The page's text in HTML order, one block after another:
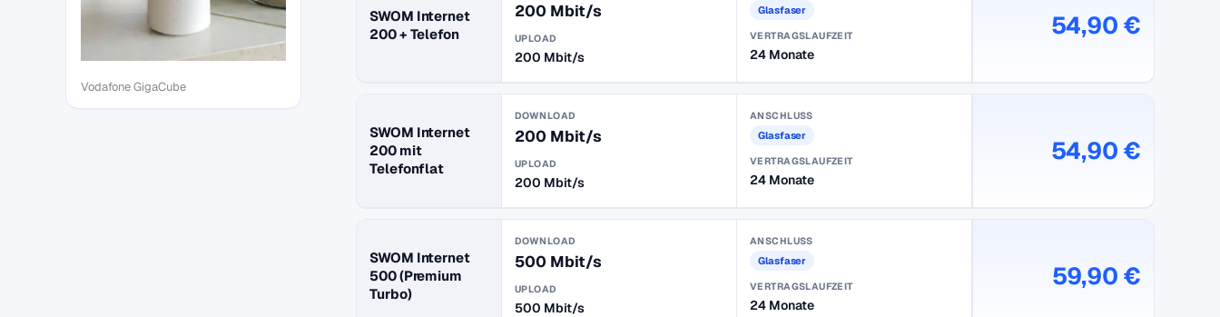
Vodafone GigaCube
SWOM Internet
200 + Telefon
200 Mbit/s
UPLOAD
200 Mbit/s
Glasfaser
VERTRAGSLAUFZEIT
24 Monate
54,90 €
SWOM Internet
200 mit
Telefonflat
DOWNLOAD
200 Mbit/s
UPLOAD
200 Mbit/s
ANSCHLUSS
Glasfaser
VERTRAGSLAUFZEIT
24 Monate
54,90 €
SWOM Internet
500 (Premium
Turbo)
DOWNLOAD
500 Mbit/s
UPLOAD
500 Mbit/s
ANSCHLUSS
Glasfaser
VERTRAGSLAUFZEIT
24 Monate
59,90 €